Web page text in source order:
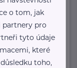
cz
o tom, jak
partnery pro
tyto údaje
které
toho,